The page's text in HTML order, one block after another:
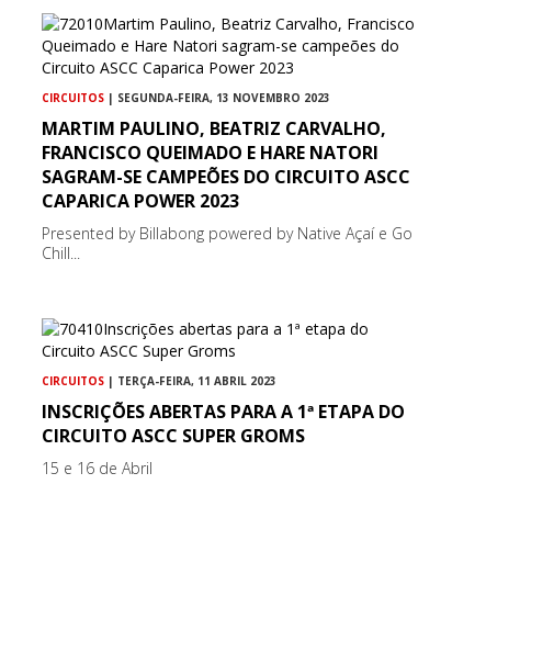
CIRCUITOS | SEGUNDA-FEIRA, 13 NOVEMBRO 2023
MARTIM PAULINO, BEATRIZ CARVALHO,
FRANCISCO QUEIMADO E HARE NATORI
SAGRAM-SE CAMPEÕES DO CIRCUITO ASCC
CAPARICA POWER 2023
Presented by Billabong powered by Native Açaí e Go
Chill...
CIRCUITOS | TERÇA-FEIRA, 11 ABRIL 2023
INSCRIÇÕES ABERTAS PARA A 1ª ETAPA DO
CIRCUITO ASCC SUPER GROMS
15 e 16 de Abril